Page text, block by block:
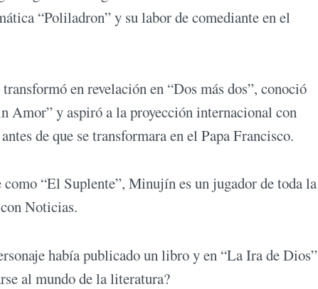
“Poliladron” y su labor de comediante en el
en revelación en “Dos más dos”, conoció
Amor” y aspiró a la proyección internacional con
de que se transformara en el Papa Francisco.
“El Suplente”, Minujín es un jugador de toda la
Noticias.
había publicado un libro y en “La Ira de Dios”
al mundo de la literatura?